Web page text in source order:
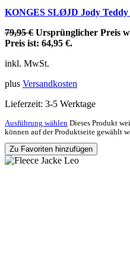
KONGES SLØJD Jody Teddy
79,95€ Ursprünglicher Preis
Preis ist: 64,95 €.
inkl. MwSt.
plus Versandkosten
Lieferzeit: 3-5 Werktage
Ausführung wählen Dieses Produkt
können auf der Produktseite gewählt
Zu Favoriten hinzufügen